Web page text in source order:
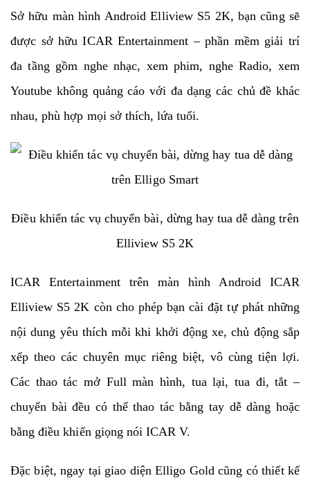
Sở hữu màn hình Android Elliview S5 2K, bạn cũng sẽ
được sở hữu ICAR Entertainment – phần mềm giải trí
đa tầng gồm nghe nhạc, xem phim, nghe Radio, xem
Youtube không quảng cáo với đa dạng các chủ đề khác
nhau, phù hợp mọi sở thích, lứa tuổi.
Điều khiển tác vụ chuyển bài, dừng hay tua dễ dàng trên
Elliview S5 2K
ICAR Entertainment trên màn hình Android ICAR
Elliview S5 2K còn cho phép bạn cài đặt tự phát những
nội dung yêu thích mỗi khi khởi động xe, chủ động sắp
xếp theo các chuyên mục riêng biệt, vô cùng tiện lợi.
Các thao tác mở Full màn hình, tua lại, tua đi, tắt –
chuyển bài đều có thể thao tác bằng tay dễ dàng hoặc
bằng điều khiển giọng nói ICAR V.
Đặc biệt, ngay tại giao diện Elligo Gold cũng có thiết kế